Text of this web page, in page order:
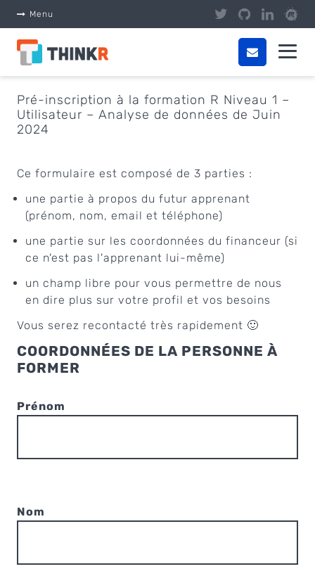
Menu
Pré-inscription à la formation R Niveau 1 –
Utilisateur – Analyse de données de Juin
2024
Ce formulaire est composé de 3 parties :
une partie à propos du futur apprenant
(prénom, nom, email et téléphone)
une partie sur les coordonnées du financeur (si
ce n'est pas l'apprenant lui-même)
un champ libre pour vous permettre de nous
en dire plus sur votre profil et vos besoins
Vous serez recontacté très rapidement 🙂
COORDONNÉES DE LA PERSONNE À
FORMER
Prénom
Nom
Panneau de gestion des cookies